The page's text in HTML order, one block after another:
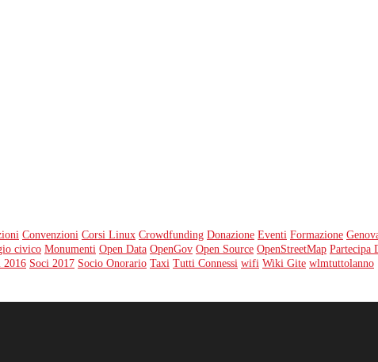
Convenzioni Corsi Linux Crowdfunding Donazione Eventi Formazione
civico Monumenti Open Data OpenGov Open Source OpenStreetMap Partecipa
2016 Soci 2017 Socio Onorario Taxi Tutti Connessi wifi Wiki Gite wlmtuttolanno